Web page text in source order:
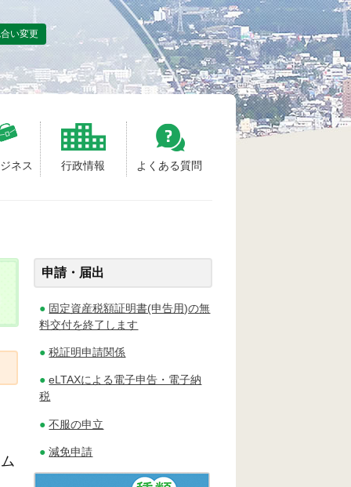
ネス 行政情報 よくある質問
い変更
申請・届出
固定資産税額証明書(申告用)の無
料交付を終了します
税証明申請関係
eLTAXによる電子申告・電子納
税
不服の申立
減免申請